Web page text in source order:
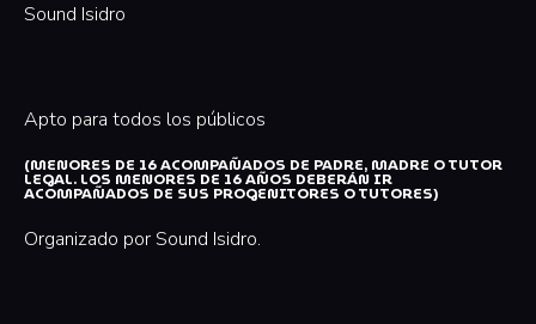
Sound Isidro
Apto para todos los públicos
(MENORES DE 16 ACOMPAÑADOS DE PADRE, MADRE O TUTOR
LEGAL. LOS MENORES DE 16 AÑOS DEBERÁN IR
ACOMPAÑADOS DE SUS PROGENITORES O TUTORES)
Organizado por Sound Isidro.